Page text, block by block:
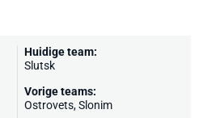
Huidige team:
Slutsk
Vorige teams:
Ostrovets, Slonim